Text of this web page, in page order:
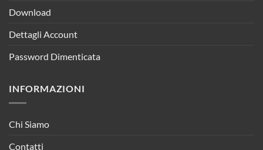
Download
Dettagli Account
Password Dimenticata
INFORMAZIONI
Chi Siamo
Contatti